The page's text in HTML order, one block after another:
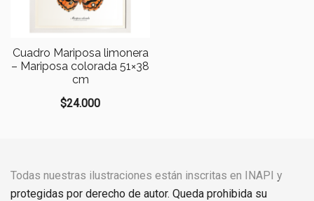
Cuadro Mariposa limonera
– Mariposa colorada 51×38
cm
$24.000
Todas nuestras ilustraciones están inscritas en INAPI y
protegidas por derecho de autor. Queda prohibida su